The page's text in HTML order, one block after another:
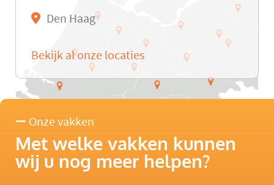
Den Haag
Bekijk al onze locaties
Onze vakken
Met welke vakken kunnen
wij u nog meer helpen?